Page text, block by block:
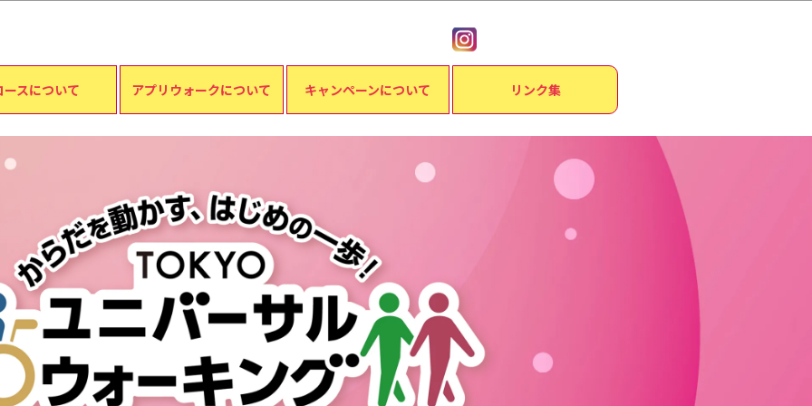
このページの本文へ移動
ースについて アプリウォークについて キャンペーンについて リンク集